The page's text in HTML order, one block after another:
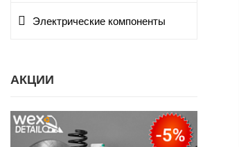
Электрические компоненты
АКЦИИ